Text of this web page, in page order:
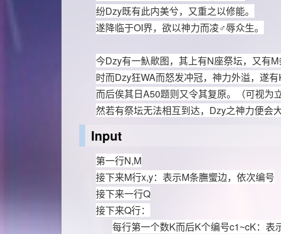
纷Dzy既有此内美兮，又重之以修能。
遂降临于OI界，欲以神力而凌♂辱众生。
今Dzy有一魞歄图，其上有N座祭坛，又有M
时而Dzy狂WA而怒发冲冠，神力外溢，遂有
而后俟其日A50题则又令其复原。（可视为
然若有祭坛无法相互到达， Dzy之神力便会
Input
第一行N,M
接下来M行x,y：表示M条膴蠁边，依次编号
接下来一行Q
接下来Q行：
每行第一个数K而后K个编号c1~cK：表